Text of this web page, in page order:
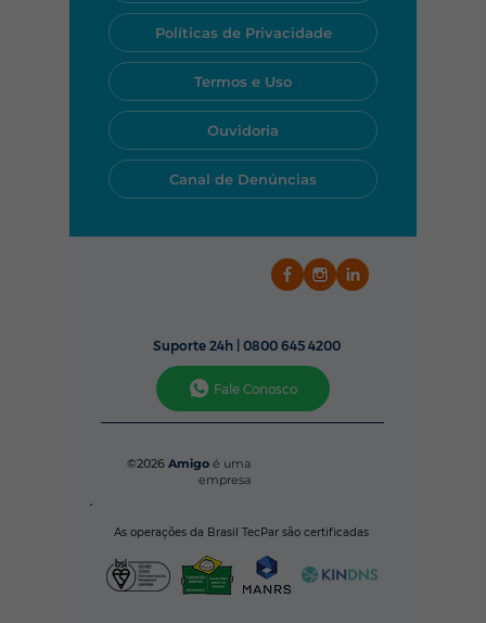
Políticas de Privacidade
Termos e Uso
Ouvidoria
Canal de Denúncias
Suporte 24h | 0800 645 4200
Fale Conosco
©2026 Amigo é uma
empresa
As operações da Brasil TecPar são certificadas